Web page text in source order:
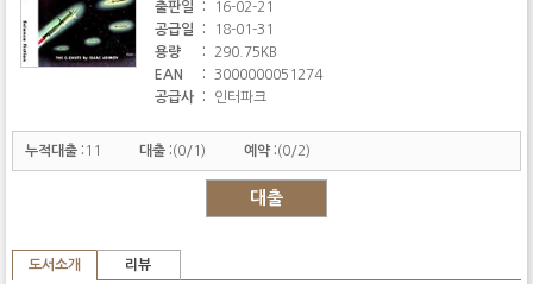
출판일
:
16-02-21
공급일
:
18-01-31
용량
:
290.75KB
EAN
:
3000000051274
공급사
: 인터파크
누적대출 : 11 대출 :(0/1) 예약 :(0/2)
대출
도서소개 리뷰